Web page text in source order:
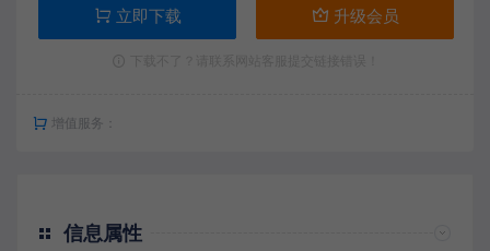
立即下载 升级会员
增值服务：
信息属性